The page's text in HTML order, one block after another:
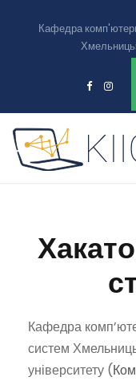
Кафедра
Кафедра
систем
університету (